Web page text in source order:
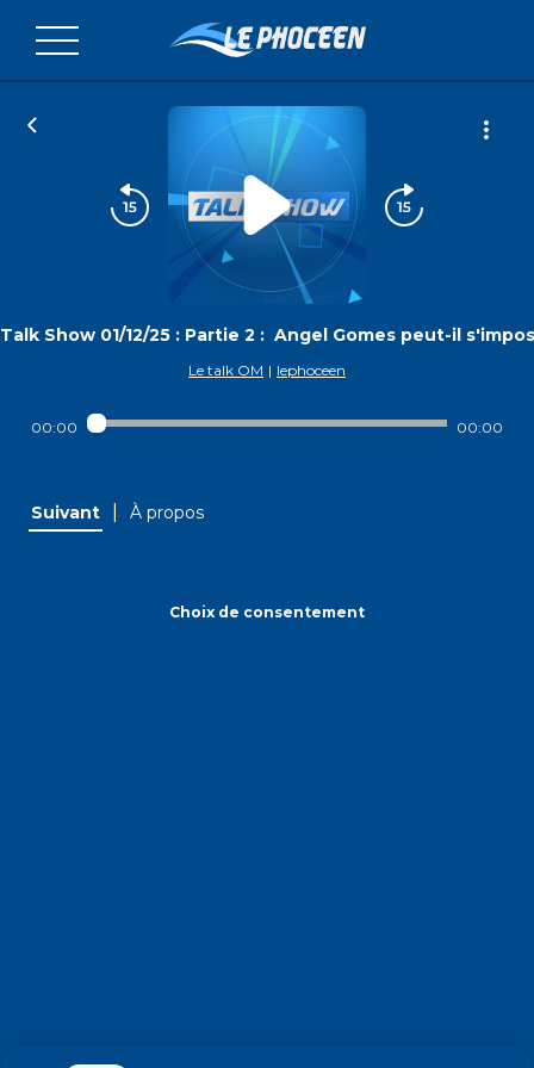
Talk Show 01/12/25 : Partie 2 : Angel Gomes peut-il
Le talk OM | lephoceen
00:00 00:00
Suivant À propos
Choix de consentement